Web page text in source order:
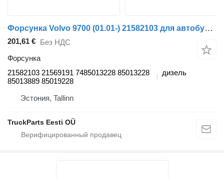
Форсунка Volvo 9700 (01.01-) 21582103 для автобуса Volvo 7700-9900 bus (1999-)
201,61 € Без НДС
Форсунка
21582103 21569191 7485013228 85013228
85013889 85019228
дизель
Эстония, Tallinn
TruckParts Eesti OÜ